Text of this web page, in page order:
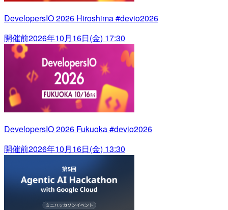
DevelopersIO 2026 Hiroshima #devio2026
開催前2026年10月16日(金) 17:30
DevelopersIO 2026 Fukuoka #devio2026
開催前2026年10月16日(金) 13:30